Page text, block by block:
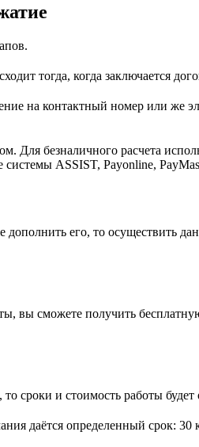
тогда, когда заключается
на контактный номер или же
Для безналичного расчета
ASSIST, Payonline,
его, то осуществить
вы сможете получить
сроки и стоимость работы
даётся определенный срок: 30